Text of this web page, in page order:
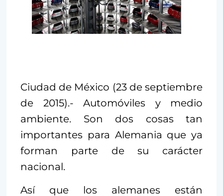
Ciudad de México (23 de septiembre
de 2015).- Automóviles y medio
ambiente. Son dos cosas tan
importantes para Alemania que ya
forman parte de su carácter
nacional.
Así que los alemanes están